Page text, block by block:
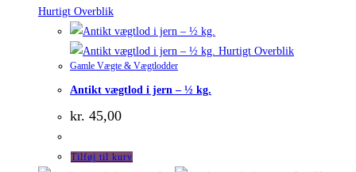
Hurtigt Overblik
Hurtigt Overblik
Gamle Vægte & Vægtlodder
Antikt vægtlod i jern – ½ kg.
kr. 45,00
Tilføj til kurv